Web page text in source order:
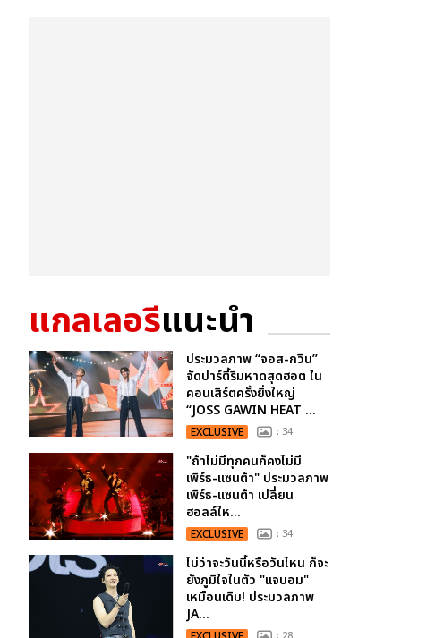
แกลเลอรีแนะนำ
ประมวลภาพ “จอส-กวิน”
จัดปาร์ตี้ริมหาดสุดฮอต ใน
คอนเสิร์ตครั้งยิ่งใหญ่
“JOSS GAWIN HEAT ...
EXCLUSIVE : 34
"ถ้าไม่มีทุกคนก็คงไม่มี
เพิร์ธ-แซนต้า" ประมวลภาพ
เพิร์ธ-แซนต้า เปลี่ยน
ฮอลล์ให...
EXCLUSIVE : 34
ไม่ว่าจะวันนี้หรือวันไหน ก็จะ
ยังภูมิใจในตัว "แจบอม"
เหมือนเดิม! ประมวลภาพ
JA...